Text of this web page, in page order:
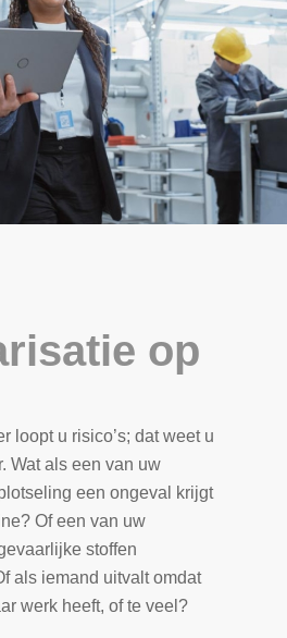
op
loopt u risico’s; dat weet u
Wat als een van uw
een ongeval krijgt
Of een van uw
stoffen
als iemand uitvalt omdat
werk heeft, of te veel?